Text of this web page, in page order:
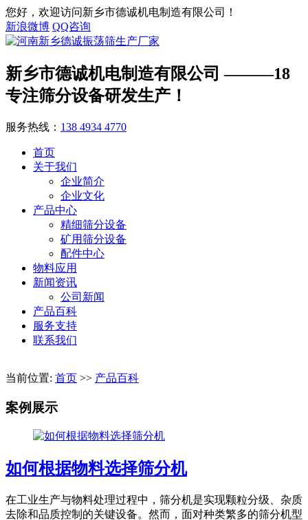
您好，欢迎访问新乡市德诚机电制造有限公司！
新浪微博 QQ咨询
新乡市德诚机电制造有限公司 ———18
专注筛分设备研发生产！
服务热线： 138 4934 4770
首页
关于我们
企业简介
企业文化
产品中心
精细筛分设备
矿用筛分设备
配件中心
物料应用
新闻资讯
公司新闻
产品百科
服务支持
联系我们
当前位置: 首页 >> 产品百科
案例展示
如何根据物料选择筛分机
在工业生产与物料处理过程中，筛分机是实现颗粒分级、杂质
去除和品质控制的关键设备。然而，面对种类繁多的筛分机型